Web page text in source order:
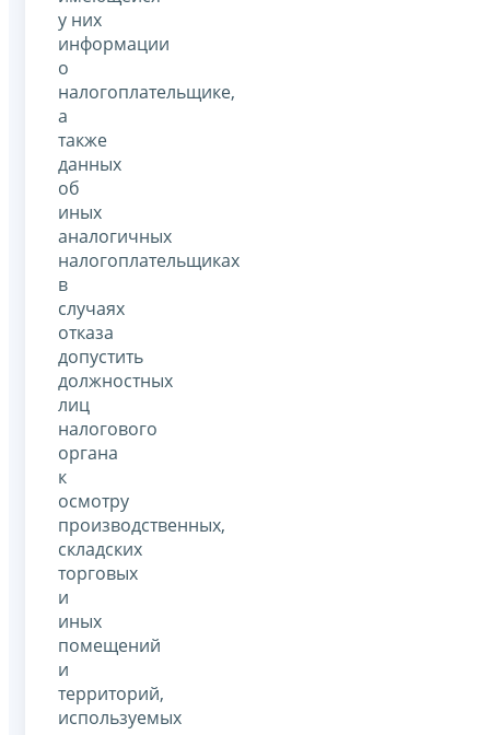
у них
информации
о
налогоплательщике,
а
также
данных
об
иных
аналогичных
налогоплательщиках
в
случаях
отказа
допустить
должностных
лиц
налогового
органа
к
осмотру
производственных,
складских
торговых
и
иных
помещений
и
территорий,
используемых